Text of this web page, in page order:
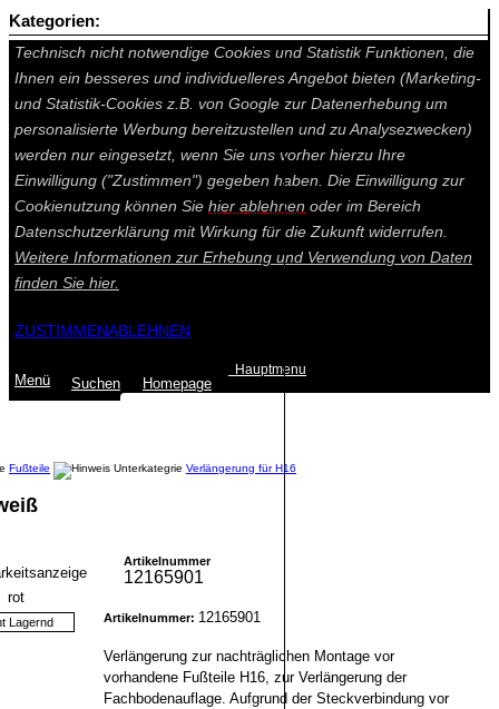
Auf dieser Seite werden technisch notwendige Cookies gesetzt.
Technisch nicht notwendige Cookies und Statistik Funktionen, die
Ihnen ein besseres und individuelleres Angebot bieten (Marketing-
und Statistik-Cookies z.B. von Google zur Datenerhebung um
personalisierte Werbung bereitzustellen und zu Analysezwecken)
werden nur eingesetzt, wenn Sie uns vorher hierzu Ihre
Einwilligung ("Zustimmen") gegeben haben. Die Einwilligung zur
Cookienutzung können Sie hier ablehnen oder im Bereich
Datenschutzerklärung mit Wirkung für die Zukunft widerrufen.
Weitere Informationen zur Erhebung und Verwendung von Daten
finden Sie hier.
ZUSTIMMENABLEHNEN
Menü Suchen Homepage
Hauptmenu
Fußteile
Verlängerung für H16
Lagernd
Artikelnummer
12165901
Artikelnummer: 12165901
Verlängerung zur nachträglichen Montage vor
vorhandene Fußteile H16, zur Verlängerung der
Fachbodenauflage. Aufgrund der Steckverbindung vor
Kategorien: